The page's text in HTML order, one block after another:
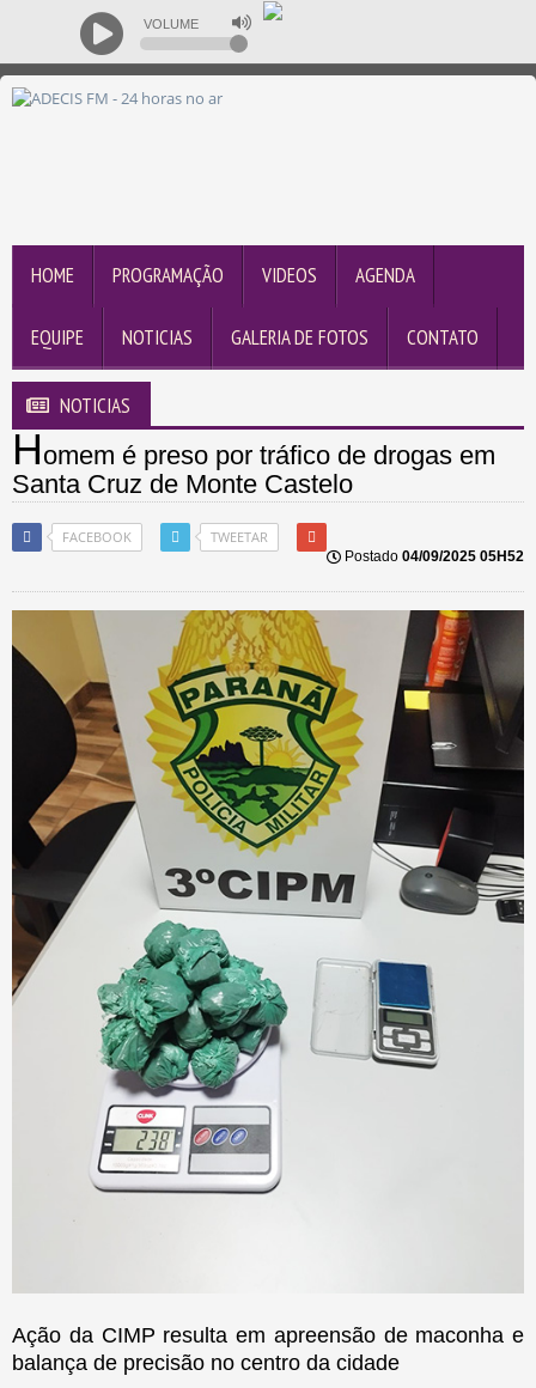
VOLUME
HOME PROGRAMAÇÃO VIDEOS AGENDA
EQUIPE NOTICIAS GALERIA DE FOTOS CONTATO
NOTICIAS
Homem é preso por tráfico de drogas em
Santa Cruz de Monte Castelo
FACEBOOK TWEETAR
Postado 04/09/2025 05H52
Ação da CIMP resulta em apreensão de maconha e
balança de precisão no centro da cidade